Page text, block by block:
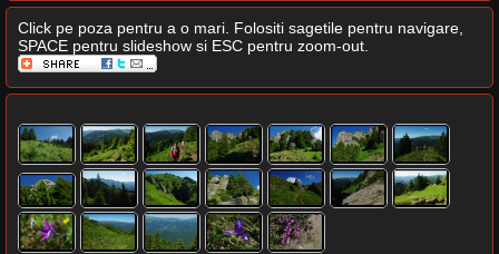
Click pe poza pentru a o mari. Folositi sagetile pentru navigare,
SPACE pentru slideshow si ESC pentru zoom-out.